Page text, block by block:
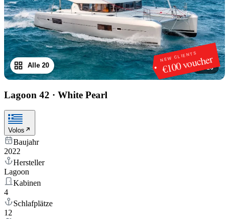
NEW CLIENTS
€100 voucher
1/20
Alle 20
Lagoon 42 · White Pearl
Volos
Baujahr
2022
Hersteller
Lagoon
Kabinen
4
Schlafplätze
12